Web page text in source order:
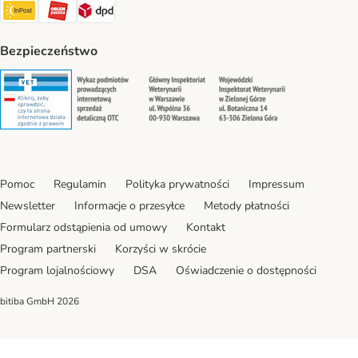
InPost Shipping Method
ORLEN Paczka. Shipping Method
DPD Shipping Method
Bezpieczeństwo
Security Security Security
Pomoc Regulamin Polityka prywatności
Impressum
Newsletter
Informacje o przesyłce
Metody płatności
Formularz odstąpienia od umowy
Kontakt
Program partnerski
Korzyści w skrócie
Program lojalnościowy
DSA Oświadczenie o dostępności
bitiba GmbH 2026